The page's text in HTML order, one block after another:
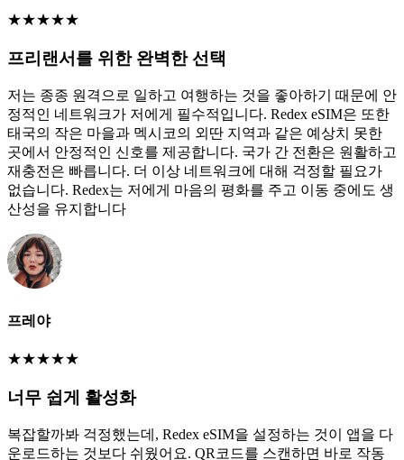
★★★★★
프리랜서를 위한 완벽한 선택
저는 종종 원격으로 일하고 여행하는 것을 좋아하기 때문에 안
정적인 네트워크가 저에게 필수적입니다. Redex eSIM은 또한
태국의 작은 마을과 멕시코의 외딴 지역과 같은 예상치 못한
곳에서 안정적인 신호를 제공합니다. 국가 간 전환은 원활하고
재충전은 빠릅니다. 더 이상 네트워크에 대해 걱정할 필요가
없습니다. Redex는 저에게 마음의 평화를 주고 이동 중에도 생
산성을 유지합니다
프레야
★★★★★
너무 쉽게 활성화
복잡할까봐 걱정했는데, Redex eSIM을 설정하는 것이 앱을 다
운로드하는 것보다 쉬웠어요. QR코드를 스캔하면 바로 작동